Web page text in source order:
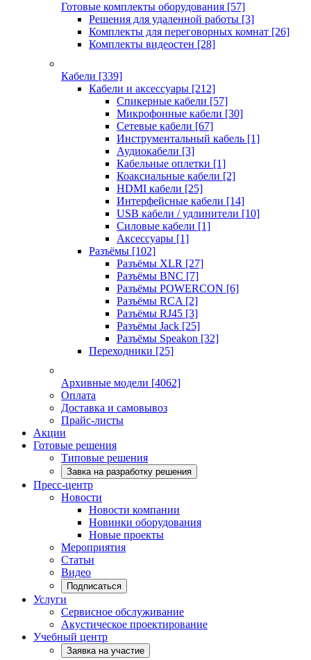
Готовые комплекты оборудования [57]
Решения для удаленной работы [3]
Комплекты для переговорных комнат [26]
Комплекты видеостен [28]
Кабели [339]
Кабели и аксессуары [212]
Спикерные кабели [57]
Микрофонные кабели [30]
Сетевые кабели [67]
Инструментальный кабель [1]
Аудиокабели [3]
Кабельные оплетки [1]
Коаксиальные кабели [2]
HDMI кабели [25]
Интерфейсные кабели [14]
USB кабели / удлинители [10]
Силовые кабели [1]
Аксессуары [1]
Разъёмы [102]
Разъёмы XLR [27]
Разъёмы BNC [7]
Разъёмы POWERCON [6]
Разъёмы RCA [2]
Разъёмы RJ45 [3]
Разъёмы Jack [25]
Разъёмы Speakon [32]
Переходники [25]
Архивные модели [4062]
Оплата
Доставка и самовывоз
Прайс-листы
Акции
Готовые решения
Типовые решения
Завка на разработку решения
Пресс-центр
Новости
Новости компании
Новинки оборудования
Новые проекты
Мероприятия
Статьи
Видео
Подписаться
Услуги
Сервисное обслуживание
Акустическое проектирование
Учебный центр
Заявка на участие